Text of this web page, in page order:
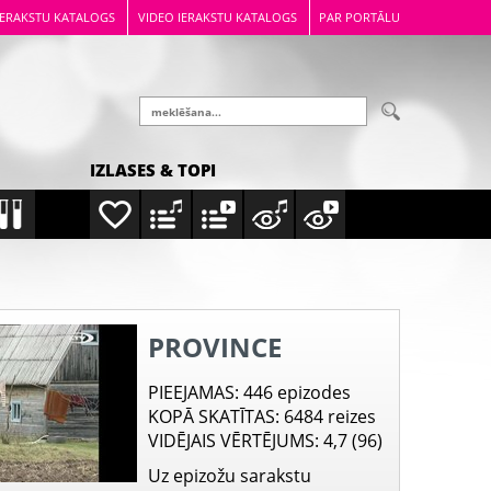
KATALOGS VIDEO IERAKSTU KATALOGS PAR PORTĀLU
IZLASES & TOPI
PROVINCE
PIEEJAMAS: 446 epizodes
KOPĀ SKATĪTAS: 6484 reizes
VIDĒJAIS VĒRTĒJUMS: 4,7 (96)
Uz epizožu sarakstu